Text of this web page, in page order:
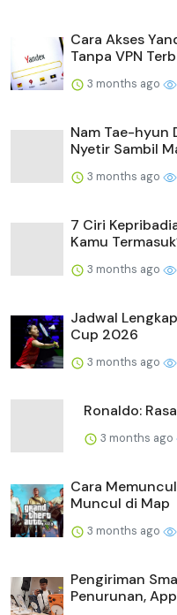
Cara Akses
Tanpa VPN
3 months ago
Nam Tae-hyun
Nyetir Sambil
3 months ago
7 Ciri
Kamu
3 months ago
Jadwal
Cup 2026
3 months ago
Ronaldo:
3 months ago
Cara
Muncul di Map
3 months ago
Pengiriman
Penurunan,